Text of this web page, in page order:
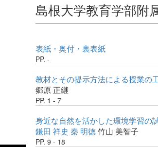
島根大学教育学部附
表紙・奥付・裏表紙
PP. -
教材とその提示方法による授業の
郷原 正継
PP. 1 - 7
身近な自然を活かした環境学習の
鎌田 祥史 秦 明徳竹山 美智子
PP. 9 - 18